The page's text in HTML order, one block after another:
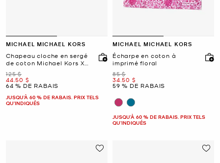
MICHAEL MICHAEL KORS
Chapeau cloche en sergé
de coton Michael Kors X
Christina Zimpel
était
125 $
maintenant
44.50 $
64 % DE RABAIS
JUSQU’À 60 % DE RABAIS. PRIX TELS
QU'INDIQUÉS
MICHAEL MICHAEL KORS
Écharpe en coton à
imprimé floral
était
85 $
maintenant
34.50 $
59 % DE RABAIS
JUSQU’À 60 % DE RABAIS. PRIX TELS
QU'INDIQUÉS